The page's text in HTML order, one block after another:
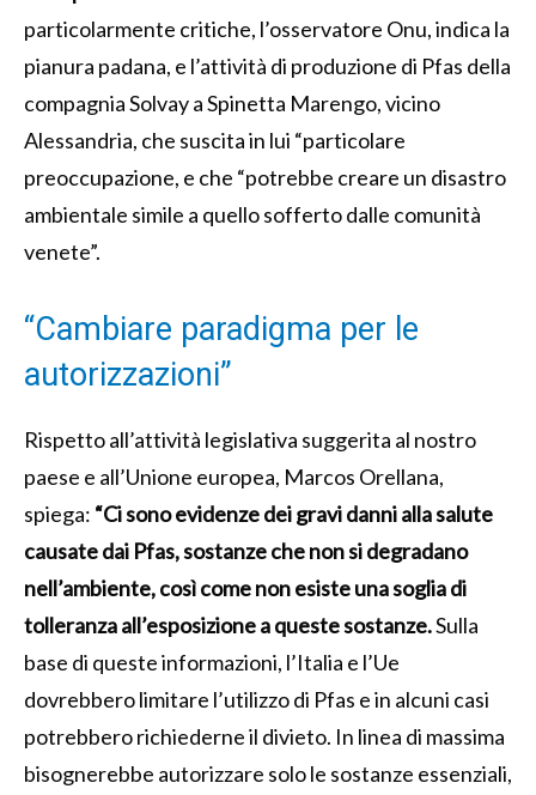
particolarmente critiche, l’osservatore Onu, indica la
pianura padana, e l’attività di produzione di Pfas della
compagnia Solvay a Spinetta Marengo, vicino
Alessandria, che suscita in lui “particolare
preoccupazione, e che “potrebbe creare un disastro
ambientale simile a quello sofferto dalle comunità
venete”.
“Cambiare paradigma per le
autorizzazioni”
Rispetto all’attività legislativa suggerita al nostro
paese e all’Unione europea, Marcos Orellana,
spiega: “Ci sono evidenze dei gravi danni alla salute
causate dai Pfas, sostanze che non si degradano
nell’ambiente, così come non esiste una soglia di
tolleranza all’esposizione a queste sostanze.Sulla
base di queste informazioni, l’Italia e l’Ue
dovrebbero limitare l’utilizzo di Pfas e in alcuni casi
potrebbero richiederne il divieto. In linea di massima
bisognerebbe autorizzare solo le sostanze essenziali,